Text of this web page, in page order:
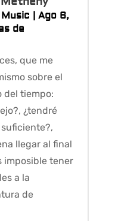
| Ago 6,
de
que me
sobre el
del tiempo:
¿tendré
llegar al final
imposible tener
a la
de